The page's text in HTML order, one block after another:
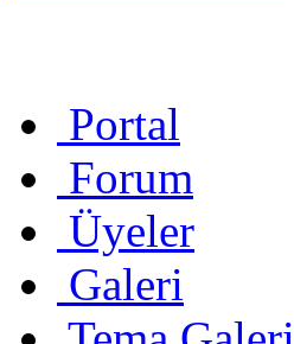
Portal
Forum
Üyeler
Galeri